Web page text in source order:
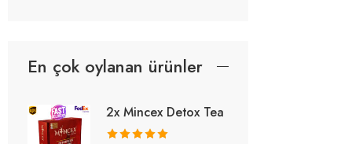
En çok oylanan ürünler
2x Mincex Detox Tea